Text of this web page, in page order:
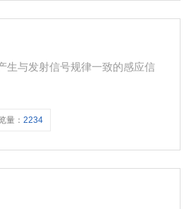
生与发射信号规律一致的感应信
量：2234